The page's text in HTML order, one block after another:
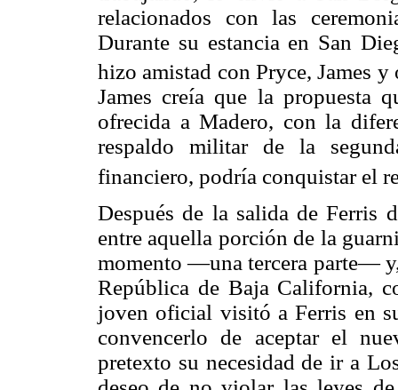
relacionados con las
Durante su estancia en San
hizo amistad con Pryce, James
James creía que la propuesta
ofrecida a Madero, con la
respaldo militar de la
financiero, podría conquistar el
Después de la salida de Ferris
entre aquella porción de la
momento —una tercera parte—
República de Baja California,
joven oficial visitó a Ferris en
convencerlo de aceptar el
pretexto su necesidad de ir a